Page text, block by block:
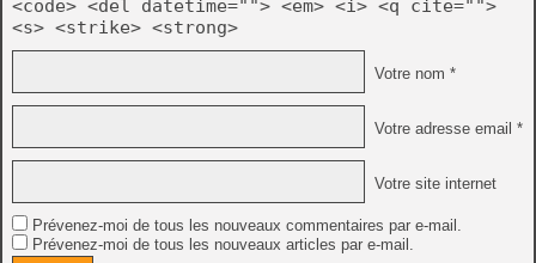
<code> <del datetime=""> <em> <i> <q cite="">
<s> <strike> <strong>
Votre nom *
Votre adresse email *
Votre site internet
Prévenez-moi de tous les nouveaux commentaires par e-mail.
Prévenez-moi de tous les nouveaux articles par e-mail.